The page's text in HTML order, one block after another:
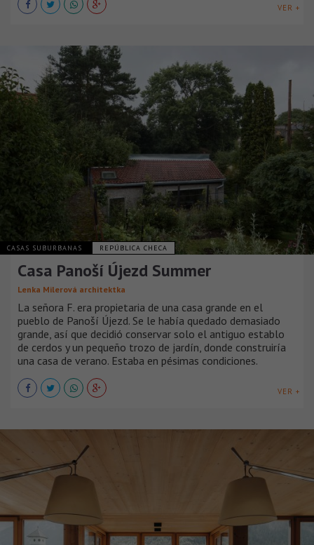
VER +
CASAS SUBURBANAS REPÚBLICA CHECA
Casa Panoší Újezd Summer
Lenka Milerová architektka
La señora F. era propietaria de una casa grande en el
pueblo de Panoší Újezd. Se le había quedado demasiado
grande, así que decidió conservar solo el antiguo establo
de cerdos y un pequeño trozo de jardín, donde construiría
una casa de verano. Estaba en pésimas condiciones.
VER +